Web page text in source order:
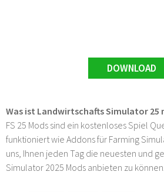
DOWNLOAD
Was ist Landwirtschafts Simulator 25
FS 25 Mods sind ein kostenloses Spiel
funktioniert wie Addons für Farming
uns, Ihnen jeden Tag die neuesten und
Simulator 2025 Mods anbieten zu können.